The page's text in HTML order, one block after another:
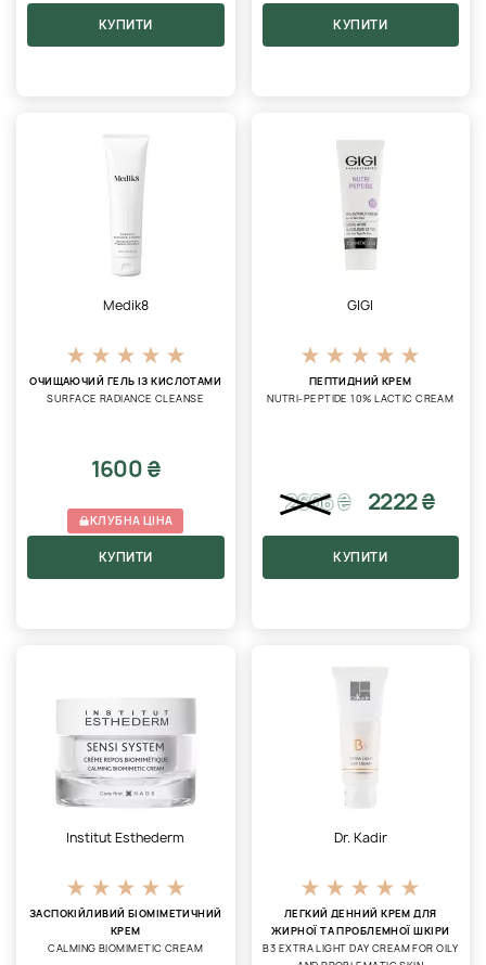
КУПИТИ КУПИТИ
Medik8
ОЧИЩАЮЧИЙ ГЕЛЬ ІЗ КИСЛОТАМИ
SURFACE RADIANCE CLEANSE
1600 ₴
КЛУБНА ЦІНА
КУПИТИ
GIGI
ПЕПТИДНИЙ КРЕМ
NUTRI-PEPTIDE 10% LACTIC CREAM
2606₴ 2222 ₴
КУПИТИ
Institut Esthederm
ЗАСПОКІЙЛИВИЙ БІОМІМЕТИЧНИЙ
КРЕМ
CALMING BIOMIMETIC CREAM
Dr. Kadir
ЛЕГКИЙ ДЕННИЙ КРЕМ ДЛЯ
ЖИРНОЇ ТА ПРОБЛЕМНОЇ ШКІРИ
В3 EXTRA LIGHT DAY CREAM FOR OILY